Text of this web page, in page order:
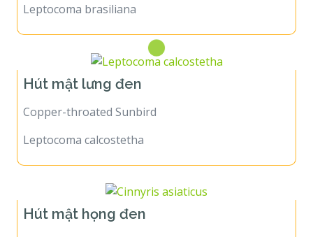
Leptocoma brasiliana
Hút mật lưng đen
Copper-throated Sunbird
Leptocoma calcostetha
Hút mật họng đen